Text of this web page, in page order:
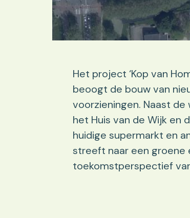
Het project ‘Kop van
beoogt de bouw van
voorzieningen. Naast
het Huis van de Wijk en
huidige supermarkt en
streeft naar een groene
toekomstperspectief